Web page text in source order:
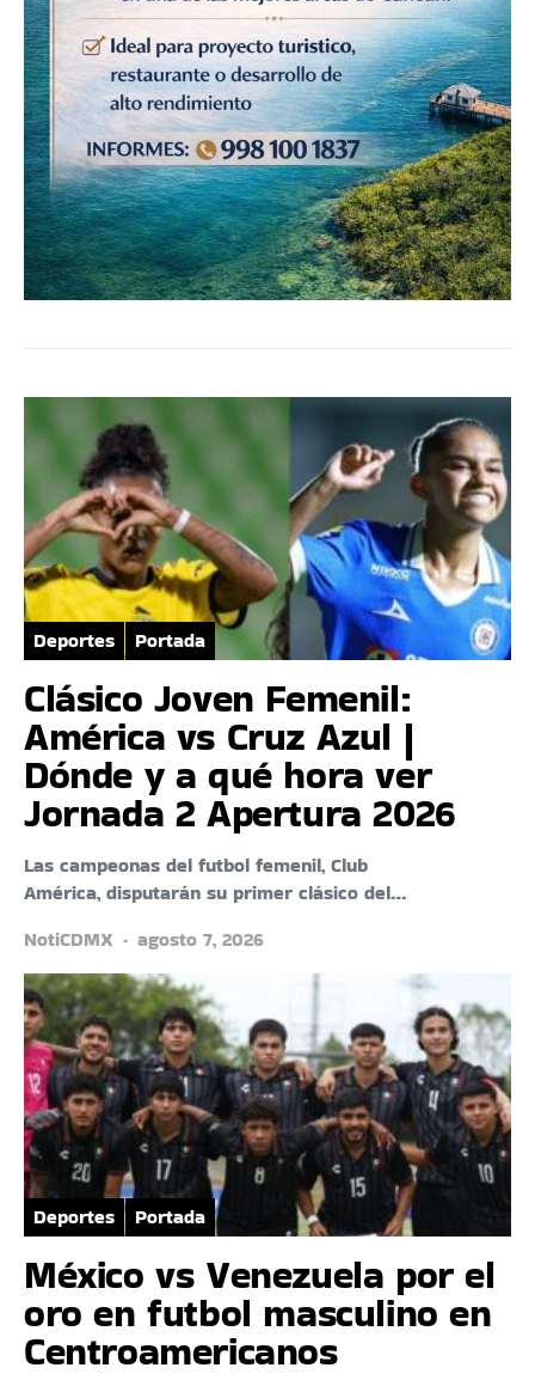
Deportes Portada
Clásico Joven Femenil:
América vs Cruz Azul |
Dónde y a qué hora ver
Jornada 2 Apertura 2026
Las campeonas del futbol femenil, Club
América, disputarán su primer clásico del…
NotiCDMX
agosto 7, 2026
Deportes Portada
México vs Venezuela por el
oro en futbol masculino en
Centroamericanos